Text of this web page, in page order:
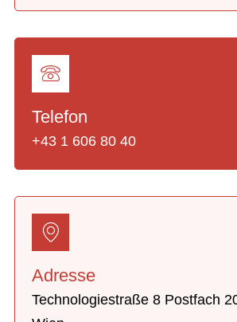
Telefon
+43 1 606 80 40
Adresse
Technologiestraße 8 Postfach